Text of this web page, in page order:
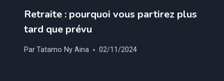
Retraite : pourquoi vous partirez plus
tard que prévu
ParTatamo Ny Aina 02/11/2024